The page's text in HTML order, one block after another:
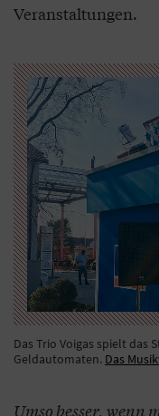
Veranstaltungen.
Das Trio Voigas spielt das
Geldautomaten. Das
Umso besser, wenn